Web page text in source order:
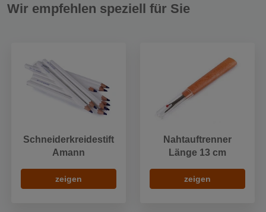
Wir empfehlen speziell für Sie
Schneiderkreidestift
Amann
zeigen
Nahtauftrenner
Länge 13 cm
zeigen